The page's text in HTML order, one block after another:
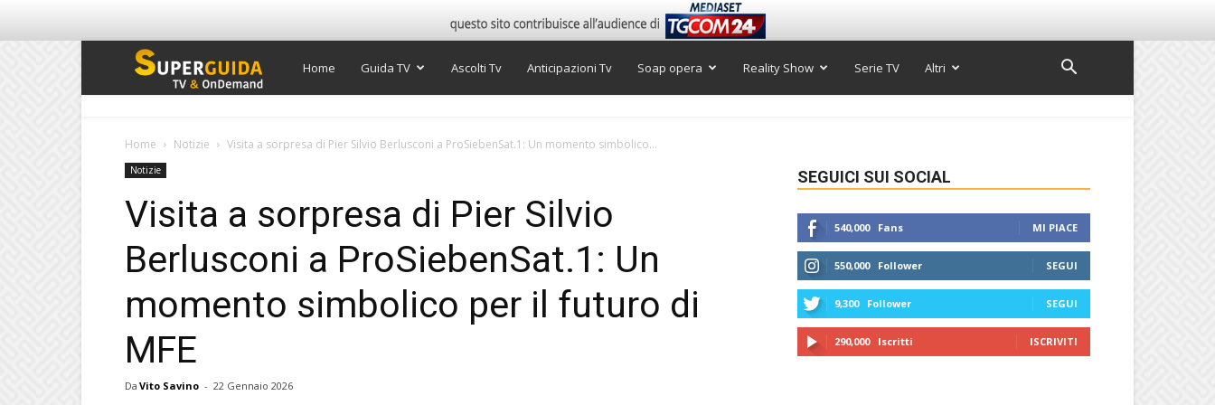
Super
Home Guida TV Ascolti Tv Anticipazioni Tv Soap opera Reality Show Serie TV Altri
Home Notizie Visita a sorpresa di Pier Silvio Berlusconi a ProSiebenSat.1: Un momento simbolico...
Notizie
Visita a sorpresa di Pier Silvio
Berlusconi a ProSiebenSat.1: Un
momento simbolico per il futuro di
MFE
Da Vito Savino - 22 Gennaio 2026
SEGUICI SUI SOCIAL
540,000 Fans MI PIACE
550,000 Follower SEGUI
9,300 Follower SEGUI
290,000 Iscritti ISCRIVITI